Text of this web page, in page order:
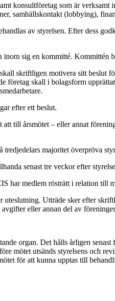
konsultföretag som är
samhällskontakt (lobbying),
av styrelsen. Efter dess
inom sig en kommitté. Kommittén
skriftligen motivera sitt beslut
företag skall i bolagsform
efter ett beslut.
till årsmötet – eller annat
majoritet överpröva
senast tre veckor efter
har medlem rösträtt i relation till
Utträde sker efter
eller annan del av
organ. Det hålls årligen
mötet utsänds styrelsens och
för att kunna upptas till